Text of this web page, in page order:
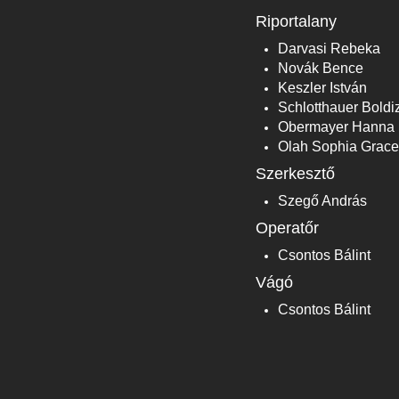
Riportalany
Darvasi Rebeka
Novák Bence
Keszler István
Schlotthauer
Obermayer Hanna
Olah Sophia Grace
Szerkesztő
Szegő András
Operatőr
Csontos Bálint
Vágó
Csontos Bálint